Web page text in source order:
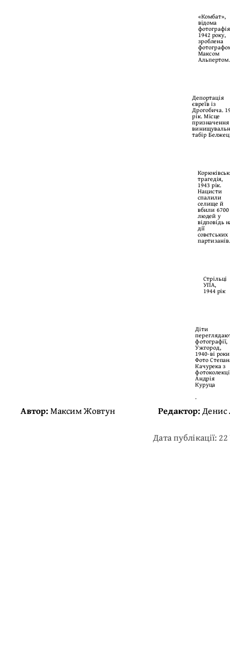
«Комбат»,
відома
фотографія
1942 року,
зроблена
Максом
Альпертом.
Депортація
євреїв із
Дрогобича.
рік. Місце
табір
трагедія,
1943 рік.
Нацисти
спалили
селище й
вбили 6700
людей у
відповідь
дії
совєтських
партизанів.
Стрільці
УПА,
1944 рік
Діти
фотографії,
Ужгород,
1940-ві
Фото
Качурека з
Андрія
Куруца
.
Автор:Максим Жовтун Редактор:Денис
Дата публікації: